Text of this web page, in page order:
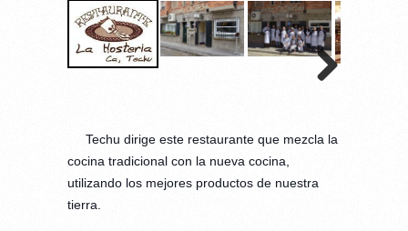
Techu dirige este restaurante que mezcla la
cocina tradicional con la nueva cocina,
utilizando los mejores productos de nuestra
tierra.